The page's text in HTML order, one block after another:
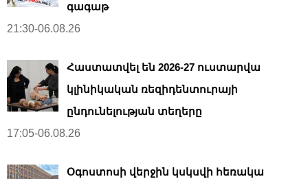
գագաթ
21:30-06.08.26
Հաստատվել են 2026-27 ուստարվա
կլինիկական ռեզիդենտուրայի
ընդունելության տեղերը
17:05-06.08.26
Օգոստոսի վերջին կսկսվի հեռակա